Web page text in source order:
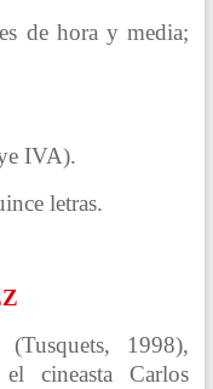
de hora y media;
IVA).
letras.
1998),
cineasta Carlos